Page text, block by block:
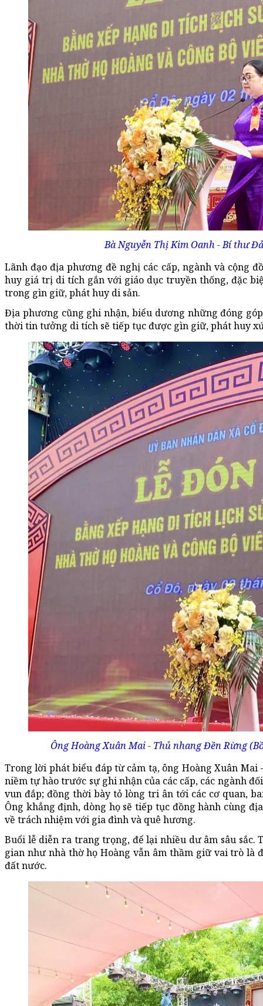
Bà Nguyễn Thị Kim Oanh - Bí thư
Lãnh đạo địa phương đề nghị các cấp, ngành và cộng
huy giá trị di tích gắn với giáo dục truyền thống, đặc
trong gìn giữ, phát huy di sản.
Địa phương cũng ghi nhận, biểu dương những đóng
thời tin tưởng di tích sẽ tiếp tục được gìn giữ, phát huy
Ông Hoàng Xuân Mai - Thủ nhang Đền Rừng
Trong lời phát biểu đáp từ cảm tạ, ông Hoàng Xuân
niềm tự hào trước sự ghi nhận của các cấp, các ngành
vun đắp; đồng thời bày tỏ lòng tri ân tới các cơ quan,
Ông khẳng định, dòng họ sẽ tiếp tục đồng hành cùng
về trách nhiệm với gia đình và quê hương.
Buổi lễ diễn ra trang trọng, để lại nhiều dư âm sâu
gian như nhà thờ họ Hoàng vẫn âm thầm giữ vai trò
đất nước.